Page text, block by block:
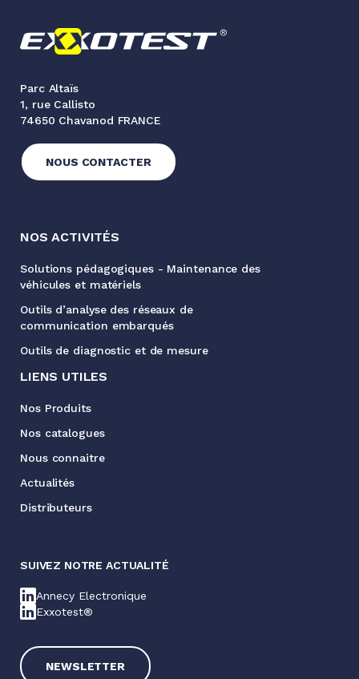
Parc Altaïs
1, rue Callisto
74650 Chavanod FRANCE
NOUS CONTACTER
NOS ACTIVITÉS
Solutions pédagogiques - Maintenance des
véhicules et matériels
Outils d’analyse des réseaux de
communication embarqués
Outils de diagnostic et de mesure
LIENS UTILES
Nos Produits
Nos catalogues
Nous connaitre
Actualités
Distributeurs
SUIVEZ NOTRE ACTUALITÉ
Annecy Electronique
Exxotest®
NEWSLETTER